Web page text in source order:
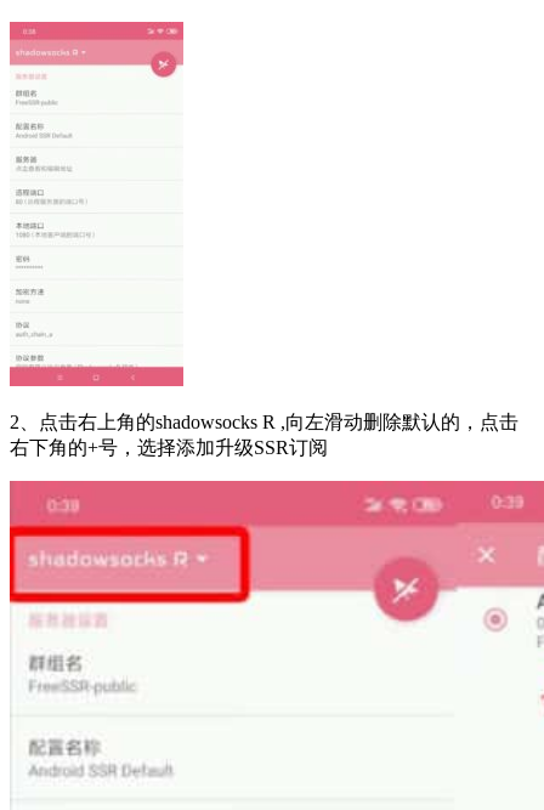
2、点击右上角的shadowsocks R ,向左滑动删除默认的，点击
右下角的+号，选择添加升级SSR订阅